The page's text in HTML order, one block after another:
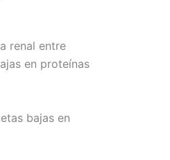
renal entre
en proteínas
bajas en